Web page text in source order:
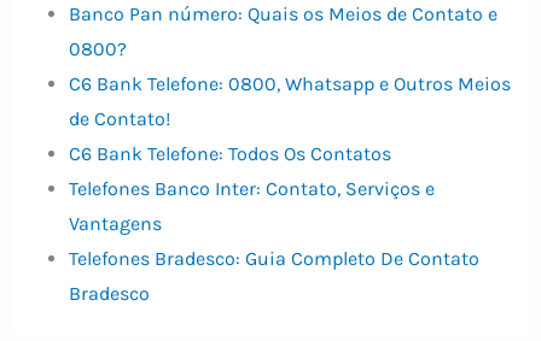
Banco Pan número: Quais os Meios de Contato e
0800?
C6 Bank Telefone: 0800, Whatsapp e Outros Meios
de Contato!
C6 Bank Telefone: Todos Os Contatos
Telefones Banco Inter: Contato, Serviços e
Vantagens
Telefones Bradesco: Guia Completo De Contato
Bradesco